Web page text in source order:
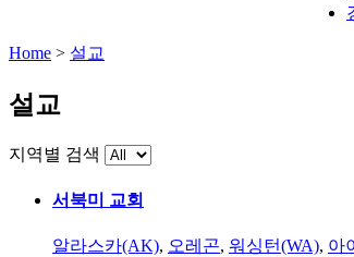
Home > 설교
설교
지역별 검색
서북미 교회
알라스카(AK), 오레곤, 워싱턴(WA), 아